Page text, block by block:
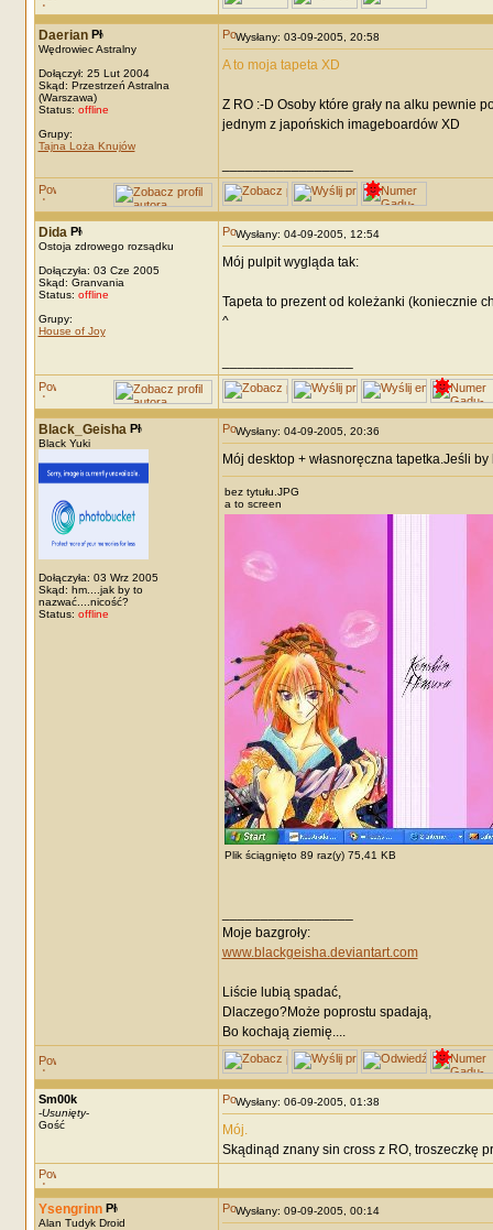
Daerian
Wędrowiec Astralny
Dołączył: 25 Lut 2004
Skąd: Przestrzeń Astralna
(Warszawa)
Status: offline
Grupy:
Tajna Loża Knujów
Wysłany: 03-09-2005, 20:58
A to moja tapeta XD
Z RO :-D Osoby które grały na alku pewnie
jednym z japońskich imageboardów XD
Dida
Ostoja zdrowego rozsądku
Dołączyła: 03 Cze 2005
Skąd: Granvania
Status: offline
Grupy:
House of Joy
Wysłany: 04-09-2005, 12:54
Mój pulpit wygląda tak:
Tapeta to prezent od koleżanki (koniecznie
^
Black_Geisha
Black Yuki
Dołączyła: 03 Wrz 2005
Skąd: hm....jak by to
nazwać....nicość?
Status: offline
Wysłany: 04-09-2005, 20:36
Mój desktop + własnoręczna tapetka.Jeśli
bez tytułu.JPG
a to screen
Plik ściągnięto 89 raz(y) 75,41 KB
Moje bazgroły:
www.blackgeisha.deviantart.com
Liście lubią spadać,
Dlaczego?Może poprostu spadają,
Bo kochają ziemię....
Sm00k
-Usunięty-
Gość
Wysłany: 06-09-2005, 01:38
Mój.
Skądinąd znany sin cross z RO, troszeczkę
Ysengrinn
Alan Tudyk Droid
Wysłany: 09-09-2005, 00:14